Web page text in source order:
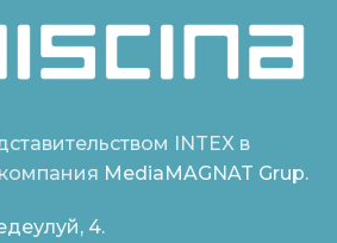
INTEX в
MediaMAGNAT Grup.
4.